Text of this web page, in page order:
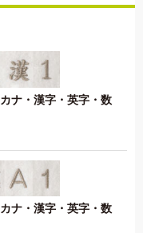
ナ・漢字・英字・数
ナ・漢字・英字・数